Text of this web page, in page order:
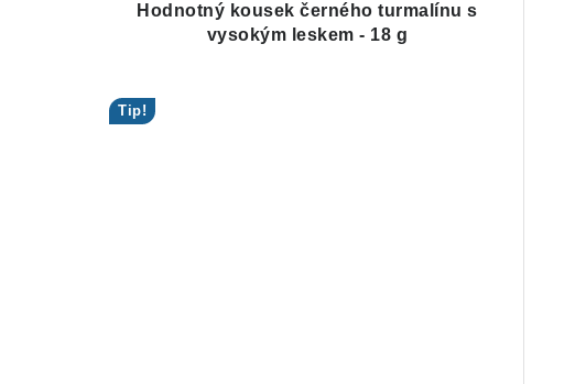
Hodnotný kousek černého turmalínu s
vysokým leskem - 18 g
Tip!